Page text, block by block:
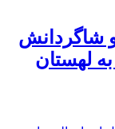
و شاگردانش
به لهستان